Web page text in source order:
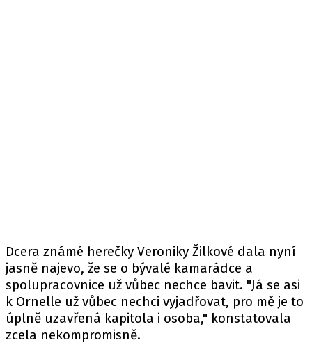
Dcera známé herečky Veroniky Žilkové dala nyní
jasně najevo, že se o bývalé kamarádce a
spolupracovnice už vůbec nechce bavit. "Já se asi
k Ornelle už vůbec nechci vyjadřovat, pro mě je to
úplně uzavřená kapitola i osoba," konstatovala
zcela nekompromisně.